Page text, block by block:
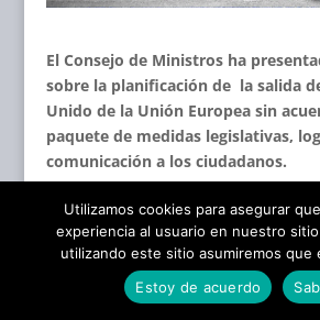
El Consejo de Ministros ha
sobre la planificación de la salida
Unido de la Unión Europea sin
paquete de medidas legislativas,
comunicación a los ciudadanos.
Reino Unido notificó formalmente
de 2017sudeseo de abandonar la
abandonará la Unióny se convertirá
tercer Estado a las 00:00 (CET) del30
, de acuerdo con las
Utilizamos cookies para asegurar
experiencia al usuario en nuestro
utilizando este sitio asumiremos que
Estoy de acuerdo